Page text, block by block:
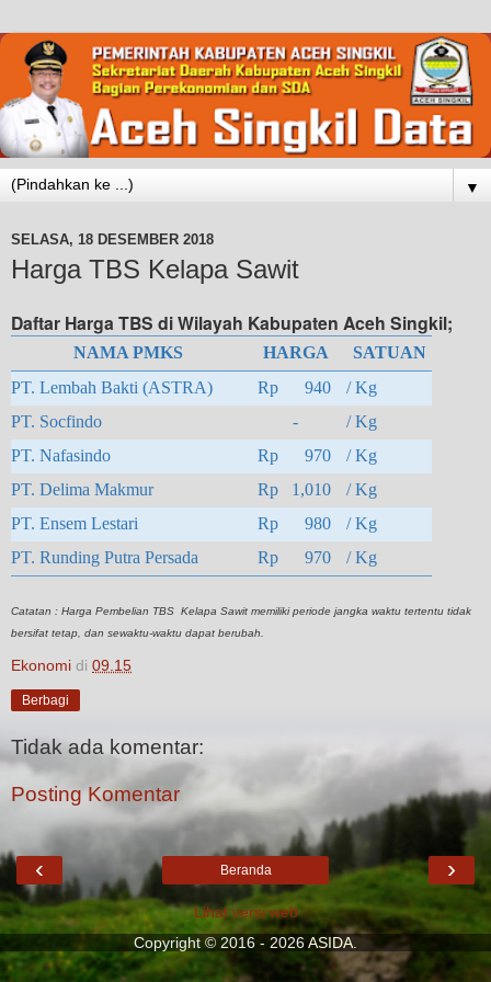
▼
SELASA, 18 DESEMBER 2018
Harga TBS Kelapa Sawit
Daftar Harga TBS di Wilayah Kabupaten Aceh Singkil;
NAMA PMKS HARGA
SATUAN
PT. Lembah Bakti (ASTRA)
Rp 940
/ Kg
PT. Socfindo
-
/ Kg
PT. Nafasindo
Rp 970
/ Kg
PT. Delima Makmur
Rp 1,010
/ Kg
PT. Ensem Lestari
Rp 980
/ Kg
PT. Runding Putra Persada
Rp 970 / Kg
Catatan : Harga Pembelian TBS Kelapa Sawit memiliki periode jangka waktu tertentu tidak
bersifat tetap, dan sewaktu-waktu dapat berubah.
Ekonomi di 09.15
Berbagi
Tidak ada komentar:
Posting Komentar
‹ ›
Beranda
Lihat versi web
Copyright © 2016 - 2026ASIDA